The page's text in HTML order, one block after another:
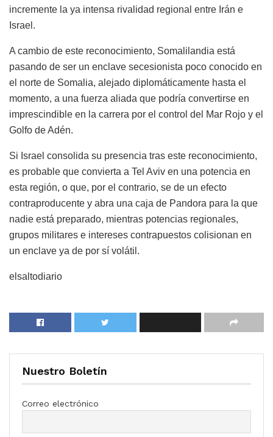
incremente la ya intensa rivalidad regional entre Irán e
Israel.
A cambio de este reconocimiento, Somalilandia está
pasando de ser un enclave secesionista poco conocido en
el norte de Somalia, alejado diplomáticamente hasta el
momento, a una fuerza aliada que podría convertirse en
imprescindible en la carrera por el control del Mar Rojo y el
Golfo de Adén.
Si Israel consolida su presencia tras este reconocimiento,
es probable que convierta a Tel Aviv en una potencia en
esta región, o que, por el contrario, se de un efecto
contraproducente y abra una caja de Pandora para la que
nadie está preparado, mientras potencias regionales,
grupos militares e intereses contrapuestos colisionan en
un enclave ya de por sí volátil.
elsaltodiario
Nuestro Boletín
Correo electrónico